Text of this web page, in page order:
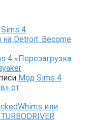
4
Detroit: Become
4 «Перезагрузка
Мод Sims 4
от
или